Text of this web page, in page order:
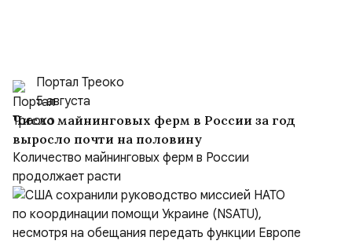
Портал Треоко
5 августа
Число майнинговых ферм в России за год
выросло почти на половину
Количество майнинговых ферм в России
продолжает расти